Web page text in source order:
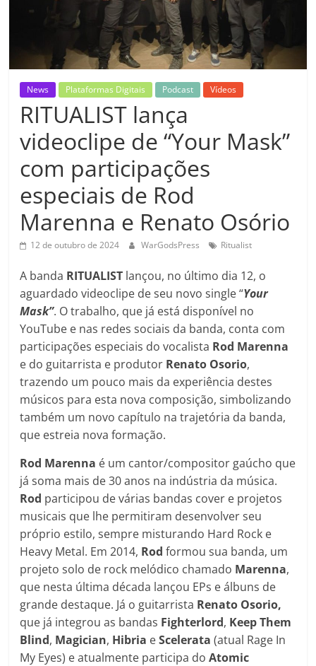
News Plataformas Digitais Podcast Vídeos
RITUALIST lança
videoclipe de “Your Mask”
com participações
especiais de Rod
Marenna e Renato Osório
12 de outubro de 2024 WarGodsPress Ritualist
A banda RITUALIST lançou, no último dia 12, o
aguardado videoclipe de seu novo single “Your
Mask”. O trabalho, que já está disponível no
YouTube e nas redes sociais da banda, conta com
participações especiais do vocalista Rod Marenna
e do guitarrista e produtor Renato Osorio,
trazendo um pouco mais da experiência destes
músicos para esta nova composição, simbolizando
também um novo capítulo na trajetória da banda,
que estreia nova formação.
Rod Marenna é um cantor/compositor gaúcho que
já soma mais de 30 anos na indústria da música.
Rod participou de várias bandas cover e projetos
musicais que lhe permitiram desenvolver seu
próprio estilo, sempre misturando Hard Rock e
Heavy Metal. Em 2014, Rod formou sua banda, um
projeto solo de rock melódico chamado Marenna,
que nesta última década lançou EPs e álbuns de
grande destaque. Já o guitarrista Renato Osorio,
que já integrou as bandas Fighterlord, Keep Them
Blind, Magician, Hibria eScelerata (atual Rage In
My Eyes) e atualmente participa doAtomic